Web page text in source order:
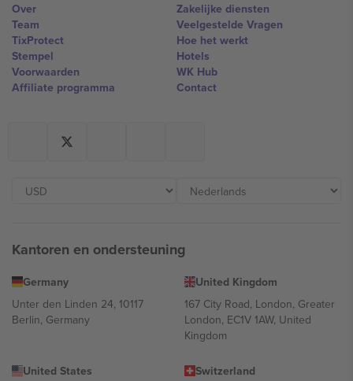
Over
Team
TixProtect
Stempel
Voorwaarden
Affiliate programma
Zakelijke diensten
Veelgestelde Vragen
Hoe het werkt
Hotels
WK Hub
Contact
Kantoren en ondersteuning
Germany
Unter den Linden 24, 10117
Berlin, Germany
United Kingdom
167 City Road, London, Greater
London, EC1V 1AW, United
Kingdom
United States
Switzerland